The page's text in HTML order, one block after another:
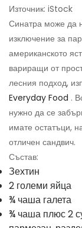
Източник: iStock
Синатра може да
изключение за
американското
вариращи от
лесния подход,
Everyday Food .
нужно да се
имате остатъци,
отличен сандвич.
Състав:
Зехтин
2 големи яйца
¾ чаша галета
¾ чаша плюс 2